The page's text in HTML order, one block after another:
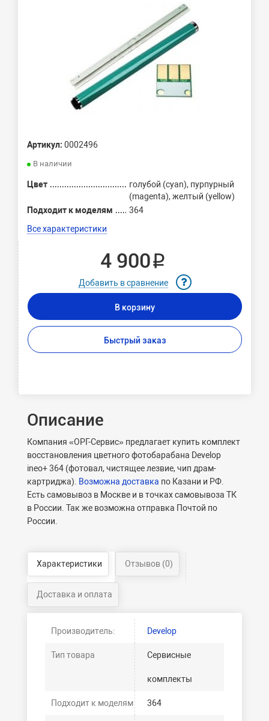
Артикул: 0002496
В наличии
Цвет
голубой (cyan), пурпурный
(magenta), желтый (yellow)
Подходит к моделям
364
Все характеристики
4 900 ₽
Добавить в сравнение
В корзину
Быстрый заказ
Описание
Компания «ОРГ-Сервис» предлагает купить комплект
восстановления цветного фотобарабана Develop
ineo+ 364 (фотовал, чистящее лезвие, чип драм-
картриджа). Возможна доставка по Казани и РФ.
Есть самовывоз в Москве и в точках самовывоза ТК
в России. Так же возможна отправка Почтой по
России.
Характеристики Отзывов (0)
Доставка и оплата
Производитель: Develop
Тип товара Сервисные
комплекты
Подходит к моделям 364